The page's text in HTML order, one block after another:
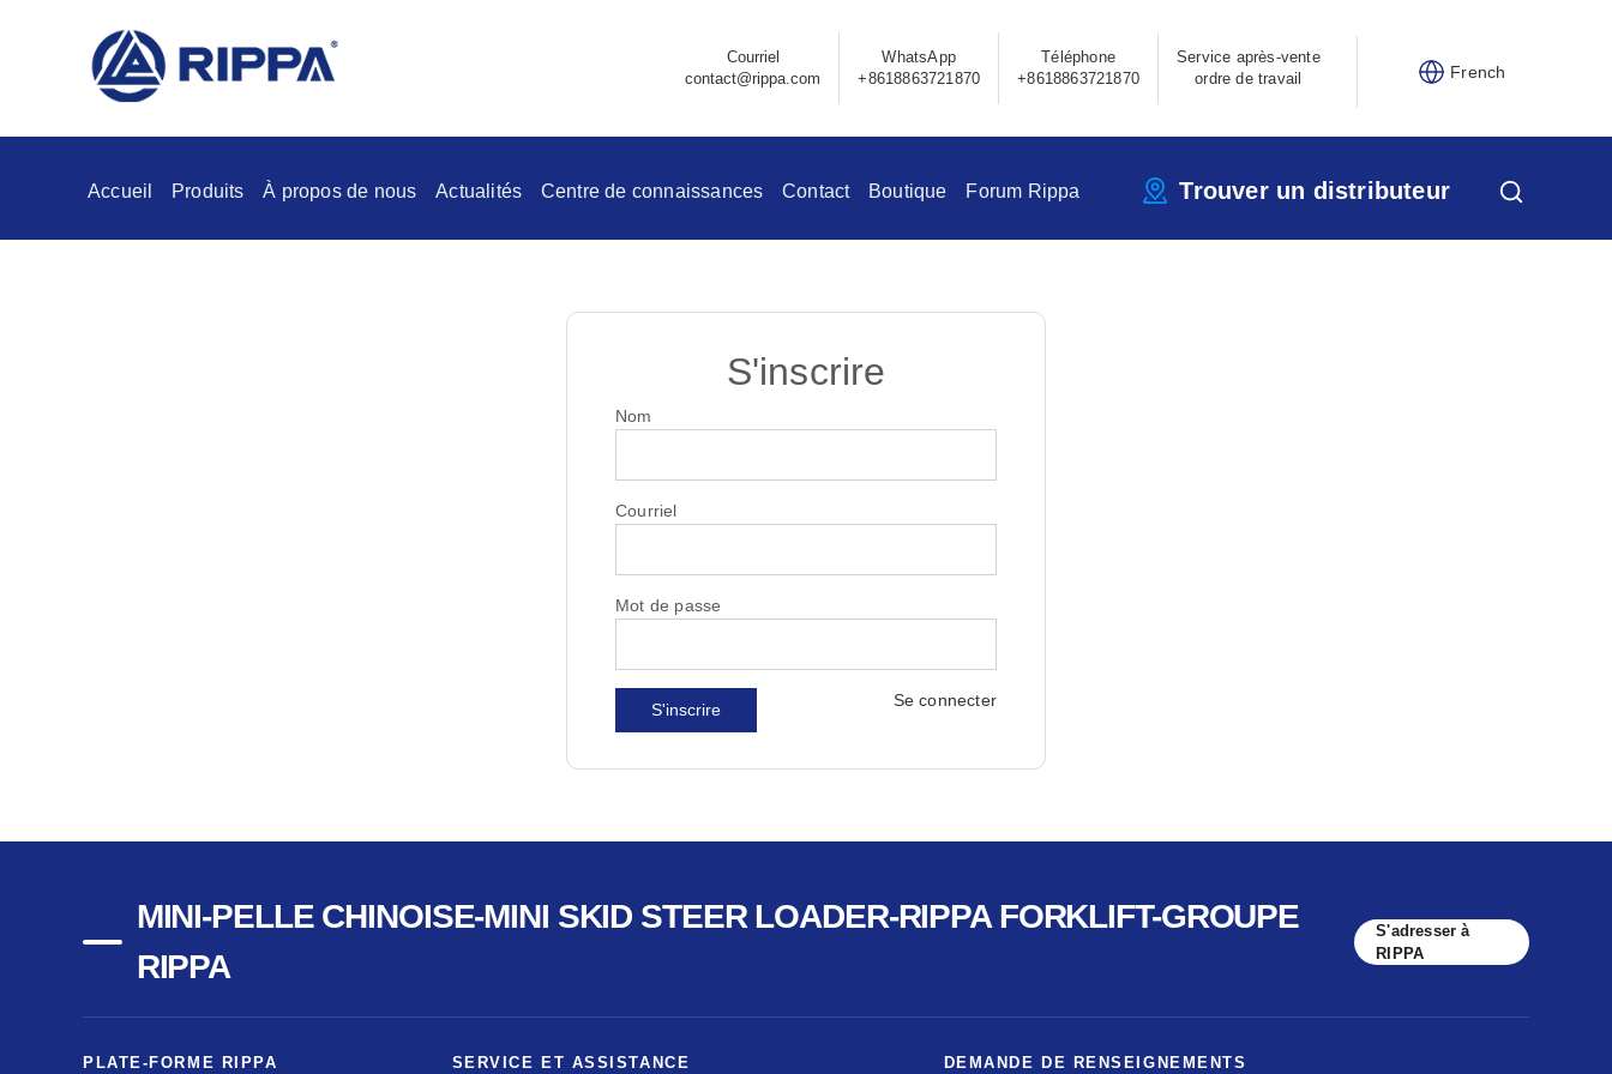
Courriel
contact@rippa.com
WhatsApp
+8618863721870
Téléphone
+8618863721870
Service après-vente
ordre de travail
French
Accueil Produits À propos de nous Actualités Centre de connaissances Contact Boutique Forum Rippa Trouver un distributeur
S'inscrire
Nom
Courriel
Mot de passe
Se connecter
MINI-PELLE CHINOISE-MINI SKID STEER LOADER-RIPPA FORKLIFT-GROUPE
RIPPA
S'adresser à
RIPPA
PLATE-FORME RIPPA SERVICE ET ASSISTANCE DEMANDE DE RENSEIGNEMENTS